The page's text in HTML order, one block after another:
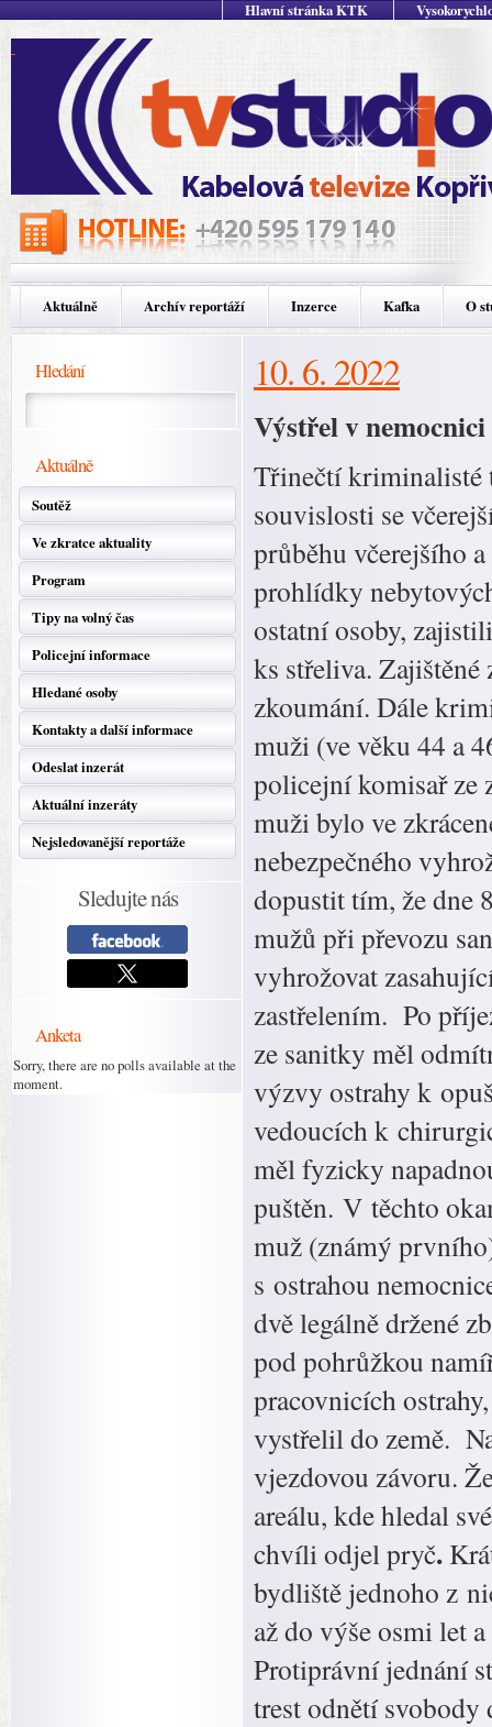
Hlavní stránka KTK
Aktuálně Archív reportáží Inzerce Kafka O
Hledání
Aktuálně
Soutěž
Ve zkratce aktuality
Program
Tipy na volný čas
Policejní informace
Hledané osoby
Kontakty a další informace
Odeslat inzerát
Aktuální inzeráty
Nejsledovanější reportáže
Sledujte nás
Anketa
Sorry, there are no polls available at the
moment.
10. 6. 2022
Výstřel v
Třinečtí kriminalisté
souvislosti se
průběhu včerejšího
prohlídky
ostatní osoby,
ks střeliva.
zkoumání. Dále
muži (ve věku 44 a
policejní komisař ze
muži bylo ve
nebezpečného
dopustit tím, že dne
mužů při převozu
vyhrožovat
zastřelením. Po
ze sanitky měl
výzvy ostrahy k
vedoucích k
měl fyzicky
puštěn. V těchto
muž (známý
s ostrahou
dvě legálně držené
pod pohrůžkou
pracovnicích
vystřelil do země.
vjezdovou závoru.
areálu, kde hledal
chvíli odjel pryč.
bydliště jednoho z
až do výše osmi let
Protiprávní jednání
trest odnětí svobody